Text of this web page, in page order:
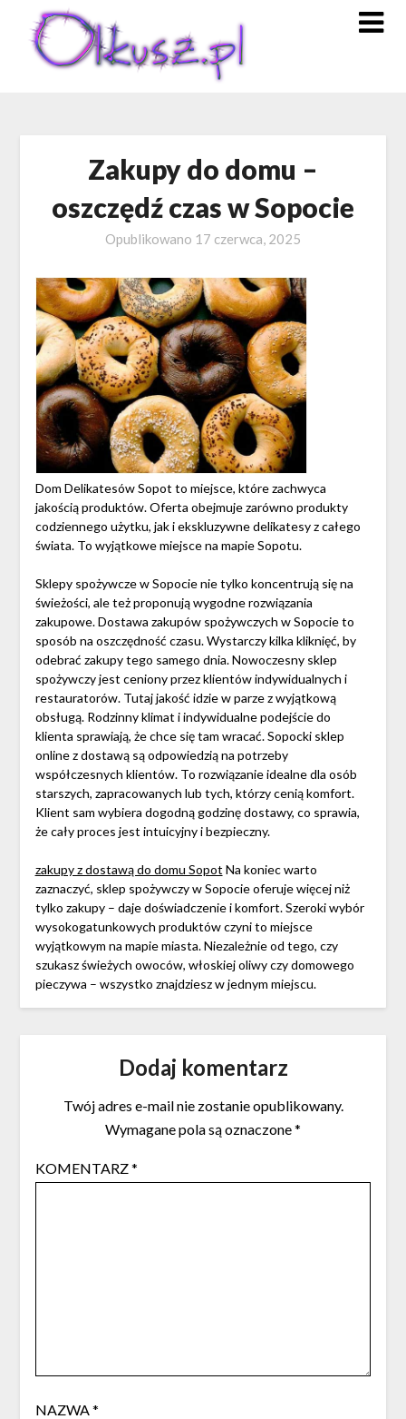
content
Zakupy do domu –
oszczędź czas w Sopocie
Opublikowano 17 czerwca, 2025
Dom Delikatesów Sopot to miejsce, które zachwyca
jakością produktów. Oferta obejmuje zarówno produkty
codziennego użytku, jak i ekskluzywne delikatesy z całego
świata. To wyjątkowe miejsce na mapie Sopotu.
Sklepy spożywcze w Sopocie nie tylko koncentrują się na
świeżości, ale też proponują wygodne rozwiązania
zakupowe. Dostawa zakupów spożywczych w Sopocie to
sposób na oszczędność czasu. Wystarczy kilka kliknięć, by
odebrać zakupy tego samego dnia. Nowoczesny sklep
spożywczy jest ceniony przez klientów indywidualnych i
restauratorów. Tutaj jakość idzie w parze z wyjątkową
obsługą. Rodzinny klimat i indywidualne podejście do
klienta sprawiają, że chce się tam wracać. Sopocki sklep
online z dostawą są odpowiedzią na potrzeby
współczesnych klientów. To rozwiązanie idealne dla osób
starszych, zapracowanych lub tych, którzy cenią komfort.
Klient sam wybiera dogodną godzinę dostawy, co sprawia,
że cały proces jest intuicyjny i bezpieczny.
zakupy z dostawą do domu Sopot Na koniec warto
zaznaczyć, sklep spożywczy w Sopocie oferuje więcej niż
tylko zakupy – daje doświadczenie i komfort. Szeroki wybór
wysokogatunkowych produktów czyni to miejsce
wyjątkowym na mapie miasta. Niezależnie od tego, czy
szukasz świeżych owoców, włoskiej oliwy czy domowego
pieczywa – wszystko znajdziesz w jednym miejscu.
Dodaj komentarz
Twój adres e-mail nie zostanie opublikowany.
Wymagane pola są oznaczone*
KOMENTARZ*
NAZWA *